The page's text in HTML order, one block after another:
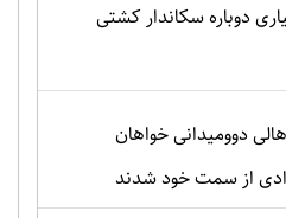
دوباره سکاندار کشتی
دوومیدانی خواهان
از سمت خود شدند